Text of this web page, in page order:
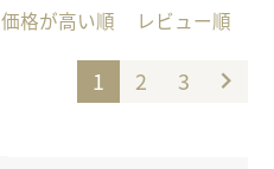
価格が高い順 レビュー順
1 2 3